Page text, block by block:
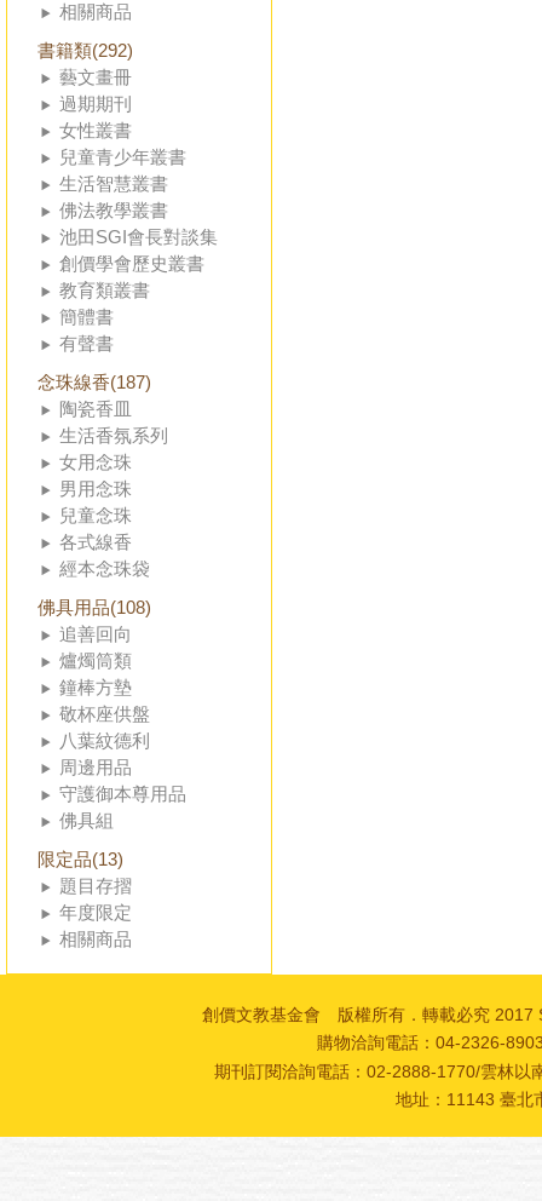
相關商品
書籍類(292)
藝文畫冊
過期期刊
女性叢書
兒童青少年叢書
生活智慧叢書
佛法教學叢書
池田SGI會長對談集
創價學會歷史叢書
教育類叢書
簡體書
有聲書
念珠線香(187)
陶瓷香皿
生活香氛系列
女用念珠
男用念珠
兒童念珠
各式線香
經本念珠袋
佛具用品(108)
追善回向
爐燭筒類
鐘棒方墊
敬杯座供盤
八葉紋德利
周邊用品
守護御本尊用品
佛具組
限定品(13)
題目存摺
年度限定
相關商品
創價文教基金會 版權所有．轉載必究 2017
購物洽詢電話：04-2326-
期刊訂閱洽詢電話：02-2888-1770/雲林
地址：11143 臺北